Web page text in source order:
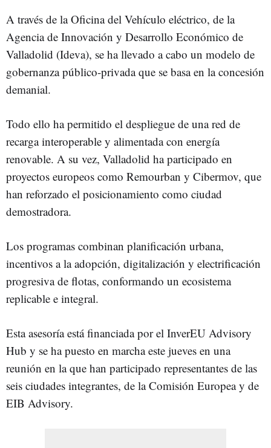
A través de la Oficina del Vehículo eléctrico, de la
Agencia de Innovación y Desarrollo Económico de
Valladolid (Ideva), se ha llevado a cabo un modelo de
gobernanza público-privada que se basa en la concesión
demanial.
Todo ello ha permitido el despliegue de una red de
recarga interoperable y alimentada con energía
renovable. A su vez, Valladolid ha participado en
proyectos europeos como Remourban y Cibermov, que
han reforzado el posicionamiento como ciudad
demostradora.
Los programas combinan planificación urbana,
incentivos a la adopción, digitalización y electrificación
progresiva de flotas, conformando un ecosistema
replicable e integral.
Esta asesoría está financiada por el InverEU Advisory
Hub y se ha puesto en marcha este jueves en una
reunión en la que han participado representantes de las
seis ciudades integrantes, de la Comisión Europea y de
EIB Advisory.